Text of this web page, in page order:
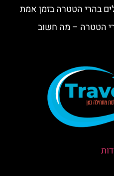
בהרי הטטרה בזמן אמת
הטטרה – מה חשוב